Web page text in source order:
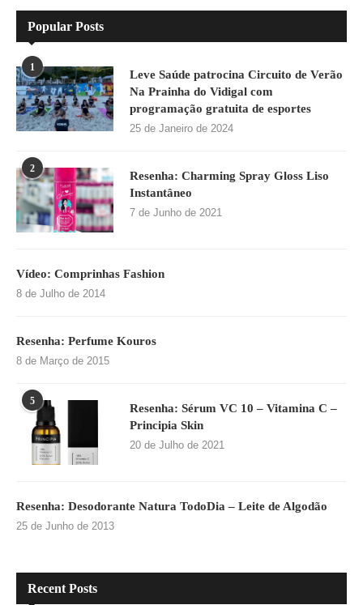
Popular Posts
1
Leve Saúde patrocina Circuito de Verão
Na Prainha do Vidigal com
programação gratuita de esportes
25 de Janeiro de 2024
2
Resenha: Charming Spray Gloss Liso
Instantâneo
7 de Junho de 2021
Vídeo: Comprinhas Fashion
8 de Julho de 2014
Resenha: Perfume Kouros
8 de Março de 2015
5
Resenha: Sérum VC 10 – Vitamina C –
Principia Skin
20 de Julho de 2021
Resenha: Desodorante Natura TodoDia – Leite de Algodão
25 de Junho de 2013
Recent Posts